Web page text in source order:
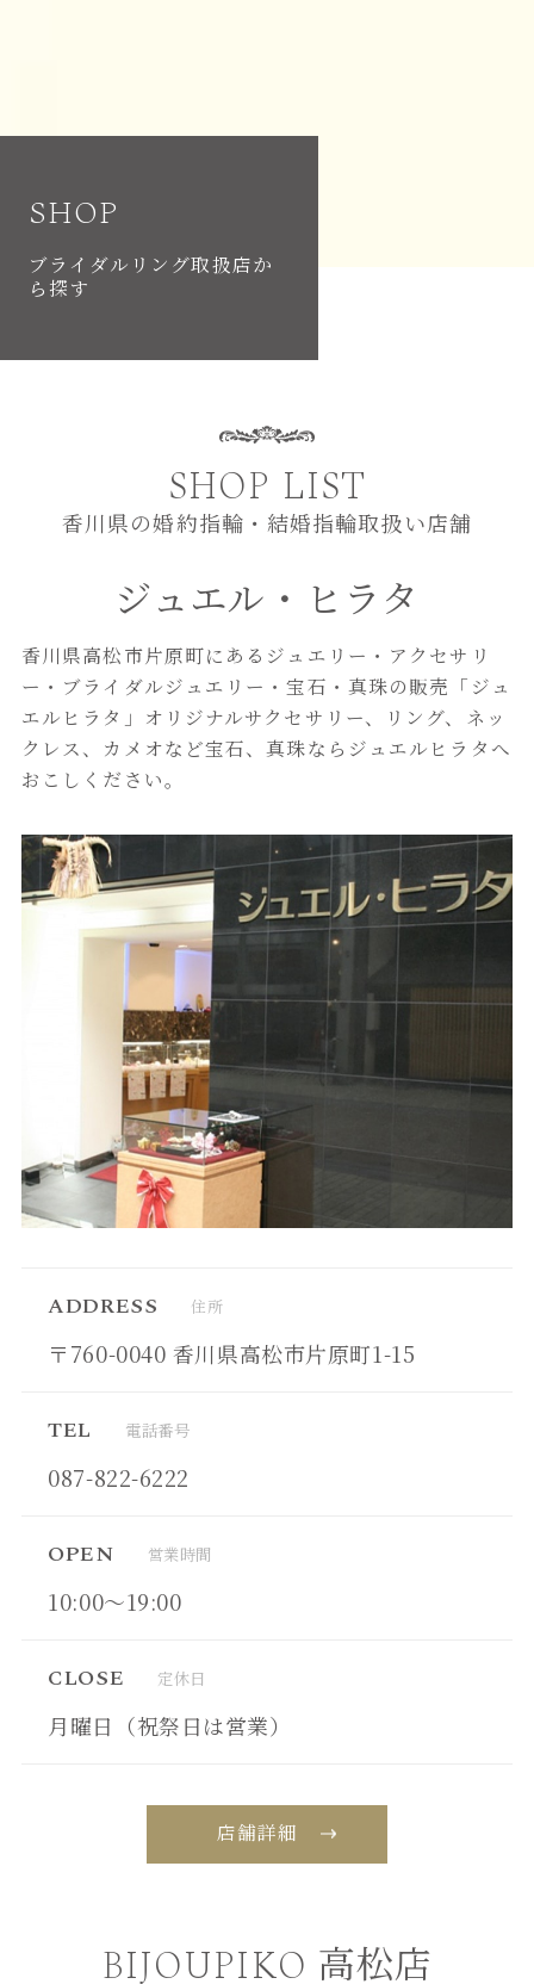
SHOP
ブライダルリング取扱店か
ら探す
SHOP LIST
香川県の婚約指輪・結婚指輪取扱い店舗
ジュエル・ヒラタ
香川県高松市片原町にあるジュエリー・アクセサリ
ー・ブライダルジュエリー・宝石・真珠の販売「ジュ
エルヒラタ」オリジナルサクセサリー、リング、ネッ
クレス、カメオなど宝石、真珠ならジュエルヒラタへ
おこしください。
ADDRESS 住所
〒760-0040 香川県高松市片原町1-15
TEL 電話番号
087-822-6222
OPEN 営業時間
10:00～19:00
CLOSE 定休日
月曜日（祝祭日は営業）
店舗詳細
BIJOUPIKO 高松店